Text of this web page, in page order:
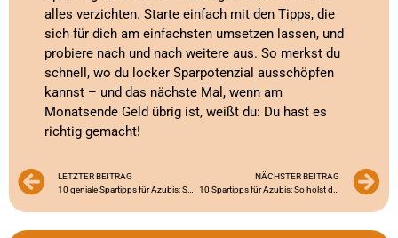
alles verzichten. Starte einfach mit den Tipps, die
sich für dich am einfachsten umsetzen lassen, und
probiere nach und nach weitere aus. So merkst du
schnell, wo du locker Sparpotenzial ausschöpfen
kannst – und das nächste Mal, wenn am
Monatsende Geld übrig ist, weißt du: Du hast es
richtig gemacht!
LETZTER BEITRAG
NÄCHSTER BEITRAG